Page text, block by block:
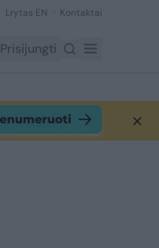
Lrytas EN Kontaktai
Prisijungti